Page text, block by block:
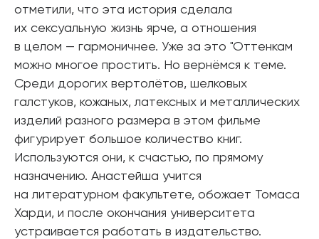
отметили, что эта история сделала
их сексуальную жизнь ярче, а отношения
в целом — гармоничнее. Уже за это "Оттенкам
можно многое простить. Но вернёмся к теме.
Среди дорогих вертолётов, шелковых
галстуков, кожаных, латексных и металлических
изделий разного размера в этом фильме
фигурирует большое количество книг.
Используются они, к счастью, по прямому
назначению. Анастейша учится
на литературном факультете, обожает Томаса
Харди, и после окончания университета
устраивается работать в издательство.